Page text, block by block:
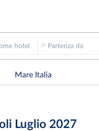
hotel Partenza da
Mare Italia
Luglio 2027